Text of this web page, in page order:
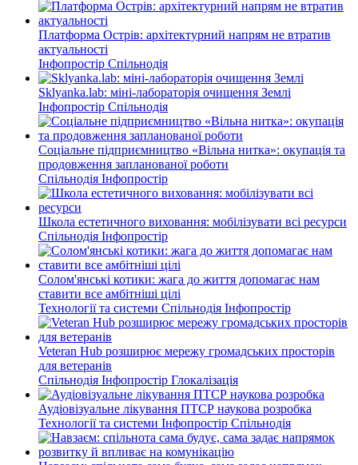
Платформа Острів: архітектурний напрям не втратив
актуальності
Інфопростір Спільнодія
Sklyanka.lab: міні-лабораторія очищення Землі
Інфопростір Спільнодія
Соціальне підприємництво «Вільна нитка»: окупація та
продовження запланованої роботи
Спільнодія Інфопростір
Школа естетичного виховання: мобілізувати всі ресурси
Спільнодія Інфопростір
Солом'янські котики: жага до життя допомагає нам
ставити все амбітніші цілі
Технології та системи Спільнодія Інфопростір
Veteran Hub розширює мережу громадських просторів
для ветеранів
Спільнодія Інфопростір Глокалізація
Аудіовізуальне лікування ПТСР наукова розробка
Технології та системи Інфопростір Спільнодія